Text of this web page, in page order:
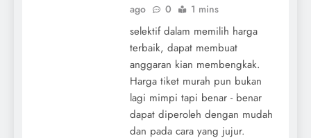
ago 0 1 mins
selektif dalam memilih harga
terbaik, dapat membuat
anggaran kian membengkak.
Harga tiket murah pun bukan
lagi mimpi tapi benar - benar
dapat diperoleh dengan mudah
dan pada cara yang jujur.